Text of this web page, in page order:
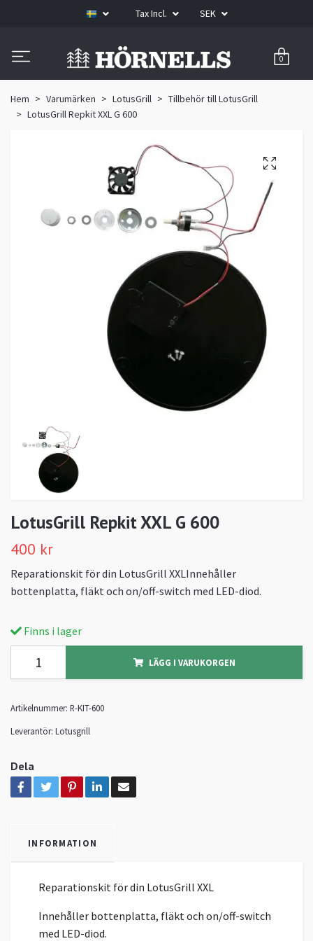
Tax Incl. SEK
0
Hem Varumärken LotusGrill
Tillbehör till LotusGrill
LotusGrill Repkit XXL G 600
LotusGrill Repkit XXL G 600
400 kr
Reparationskit för din LotusGrill XXLInnehåller
bottenplatta, fläkt och on/off-switch med LED-diod.
Finns i lager
LÄGG I VARUKORGEN
Artikelnummer: R-KIT-600
Leverantör: Lotusgrill
Dela
INFORMATION
Reparationskit för din LotusGrill XXL
Innehåller bottenplatta, fläkt och on/off-switch
med LED-diod.